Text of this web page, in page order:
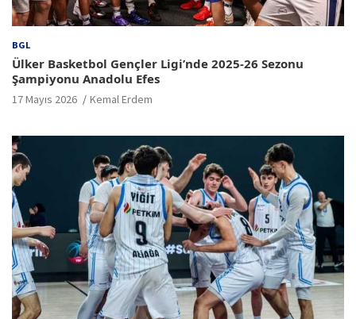
BGL
Ülker Basketbol Gençler Ligi’nde 2025-26 Sezonu
Şampiyonu Anadolu Efes
17 Mayıs 2026 Kemal Erdem